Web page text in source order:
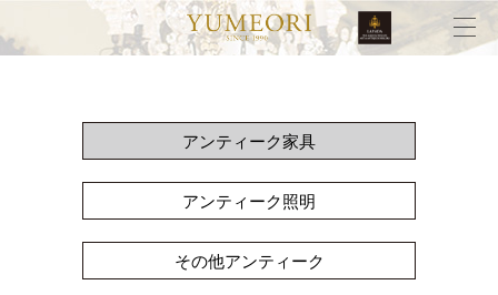
アンティーク家具
アンティーク照明
その他アンティーク